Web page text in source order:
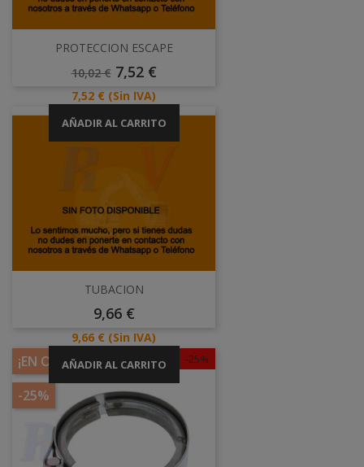
PROTECCION ESCAPE
Precio
10,02 € Precio
7,52 €
Precio
7,52 € (Sin IVA)
AÑADIR AL CARRITO
TUBACION
Precio
9,66 €
Precio
9,66 € (Sin IVA)
AÑADIR AL CARRITO -25%
¡EN OFERTA!
-25%